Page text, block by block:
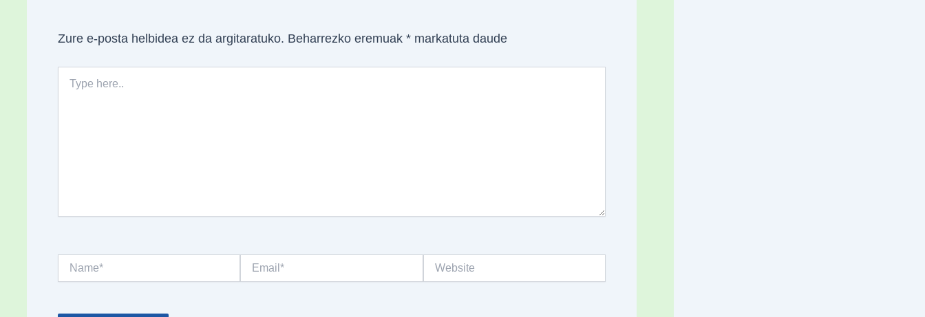
Zure e-posta helbidea ez da argitaratuko. Beharrezko eremuak *markatuta daude
here..